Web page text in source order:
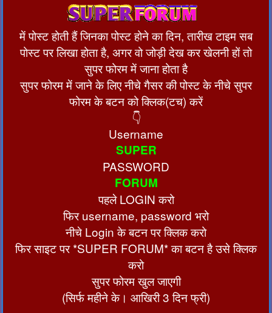
में पोस्ट होती हैं जिनका पोस्ट होने का दिन, तारीख टाइम सब
पोस्ट पर लिखा होता है, अगर वो जोड़ी देख कर खेलनी हों तो
सुपर फोरम में जाना होता है
सुपर फोरम में जाने के लिए नीचे गैसर की पोस्ट के नीचे सुपर
फोरम के बटन को क्लिक(टच) करें
👇
Username
SUPER
PASSWORD
FORUM
पहले LOGIN करो
फिर username, password भरो
नीचे Login के बटन पर क्लिक करो
फिर साइट पर *SUPER FORUM* का बटन है उसे क्लिक
करो
सुपर फोरम खुल जाएगी
(सिर्फ महीने के। आखिरी 3 दिन फ्री)